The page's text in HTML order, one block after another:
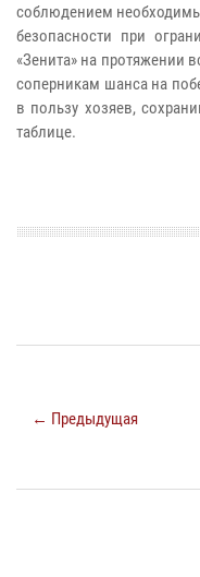
соблюдением
безопасности при
«Зенита» на протяжении
соперникам шанса на
в пользу хозяев,
таблице.
← Предыдущая